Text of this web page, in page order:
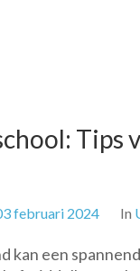
februari 2024 In
kan een